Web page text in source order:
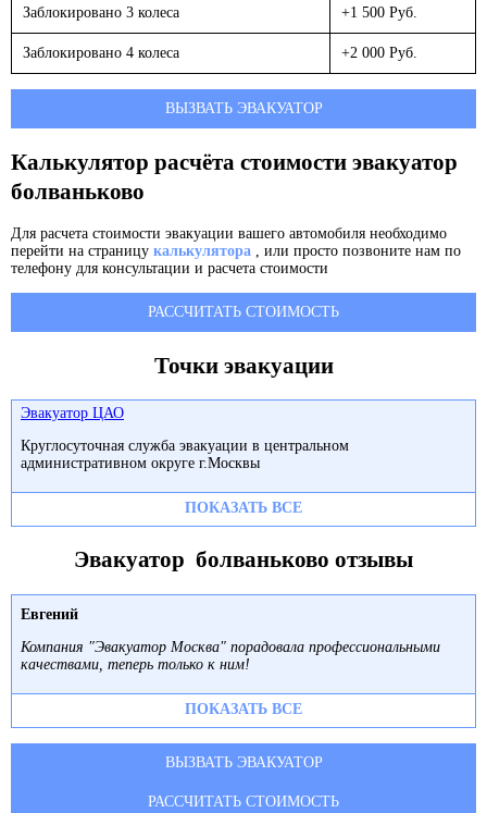
Заблокировано 3 колеса +1 500 Руб.
Заблокировано 4 колеса +2 000 Руб.
ВЫЗВАТЬ ЭВАКУАТОР
Калькулятор расчёта стоимости эвакуатор
болваньково
Для расчета стоимости эвакуации вашего автомобиля необходимо
перейти на страницу калькулятора , или просто позвоните нам по
телефону для консультации и расчета стоимости
РАССЧИТАТЬ СТОИМОСТЬ
Точки эвакуации
Эвакуатор ЦАО
Круглосуточная служба эвакуации в центральном
административном округе г.Москвы
ПОКАЗАТЬ ВСЕ
Эвакуатор болваньково отзывы
Евгений
Компания "Эвакуатор Москва" порадовала профессиональными
качествами, теперь только к ним!
ПОКАЗАТЬ ВСЕ
ВЫЗВАТЬ ЭВАКУАТОР
РАССЧИТАТЬ СТОИМОСТЬ